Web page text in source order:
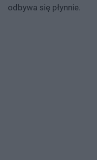
odbywa się płynnie.